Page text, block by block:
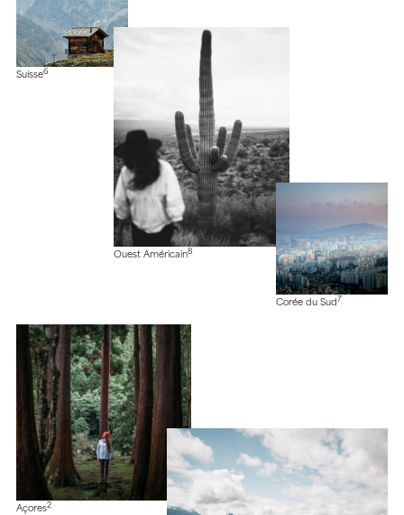
Suisse6
Ouest Américain8
Corée du Sud 7
Açores2